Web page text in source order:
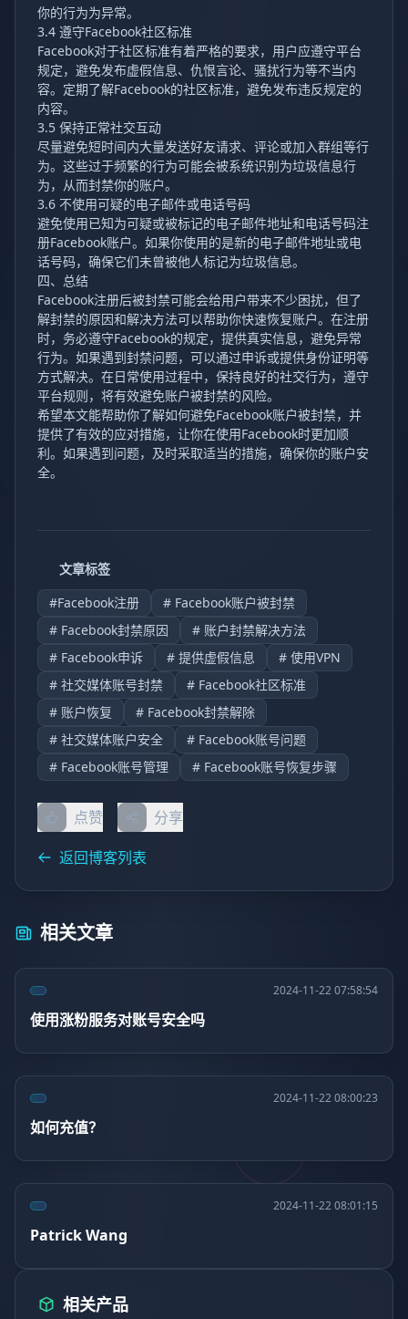
你的行为为异常。
3.4 遵守Facebook社区标准
Facebook对于社区标准有着严格的要求，用户应遵守平台
规定，避免发布虚假信息、仇恨言论、骚扰行为等不当内
容。定期了解Facebook的社区标准，避免发布违反规定的
内容。
3.5 保持正常社交互动
尽量避免短时间内大量发送好友请求、评论或加入群组等行
为。这些过于频繁的行为可能会被系统识别为垃圾信息行
为，从而封禁你的账户。
3.6 不使用可疑的电子邮件或电话号码
避免使用已知为可疑或被标记的电子邮件地址和电话号码注
册Facebook账户。如果你使用的是新的电子邮件地址或电
话号码，确保它们未曾被他人标记为垃圾信息。
四、总结
Facebook注册后被封禁可能会给用户带来不少困扰，但了
解封禁的原因和解决方法可以帮助你快速恢复账户。在注册
时，务必遵守Facebook的规定，提供真实信息，避免异常
行为。如果遇到封禁问题，可以通过申诉或提供身份证明等
方式解决。在日常使用过程中，保持良好的社交行为，遵守
平台规则，将有效避免账户被封禁的风险。
希望本文能帮助你了解如何避免Facebook账户被封禁，并
提供了有效的应对措施，让你在使用Facebook时更加顺
利。如果遇到问题，及时采取适当的措施，确保你的账户安
全。
文章标签
#Facebook注册
# Facebook账户被封禁
# Facebook封禁原因
# 账户封禁解决方法
# Facebook申诉
# 提供虚假信息
# 使用VPN
# 社交媒体账号封禁
# Facebook社区标准
# 账户恢复
# Facebook封禁解除
# 社交媒体账户安全
# Facebook账号问题
# Facebook账号管理
# Facebook账号恢复步骤
点赞
分享
返回博客列表
相关文章
2024-11-22 07:58:54
使用涨粉服务对账号安全吗
2024-11-22 08:00:23
如何充值？
2024-11-22 08:01:15
Patrick Wang
相关产品